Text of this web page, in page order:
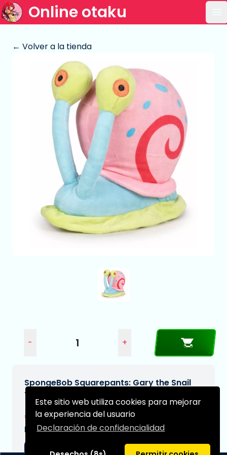
Este sitio web utiliza cookies para mejorar
la experiencia del usuario
Declaración de confidencialidad
Online otaku
← Volver a la tienda
SpongeBob Squarepants: Gary the Snail
T3 27 cm Supersoft Plush
€13,99
Fecha de entrega prevista:
04-09-2026
- +